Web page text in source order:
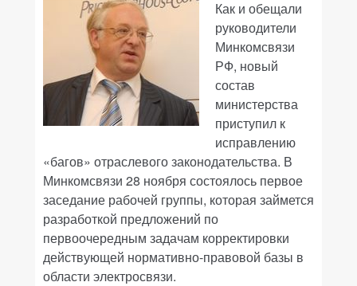
Как и обещали
руководители
Минкомсвязи
РФ, новый
состав
министерства
приступил к
исправлению
«багов» отраслевого законодательства. В
Минкомсвязи 28 ноября состоялось первое
заседание рабочей группы, которая займется
разработкой предложений по
первоочередным задачам корректировки
действующей нормативно-правовой базы в
области электросвязи.